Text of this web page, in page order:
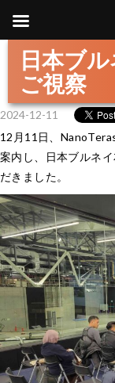
日本ブ
ご視察
2024-12-11
12月11日、
案内し、日本ブルネ
だきました。